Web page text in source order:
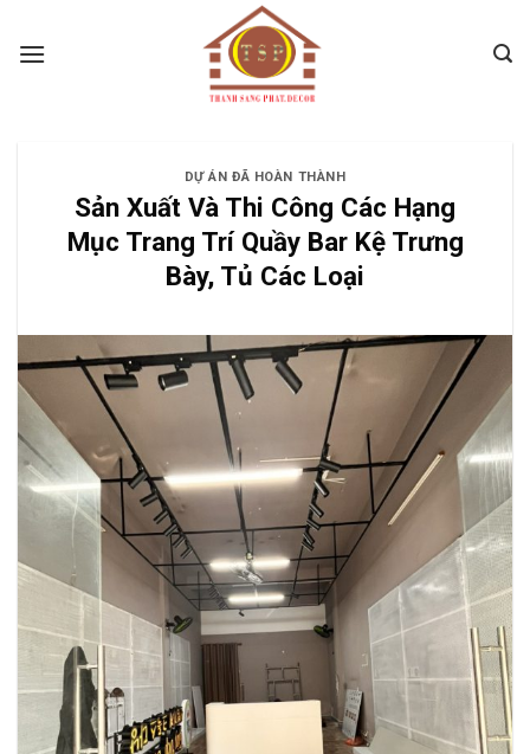
DỰ ÁN ĐÃ HOÀN THÀNH
Sản Xuất Và Thi Công Các Hạng
Mục Trang Trí Quầy Bar Kệ Trưng
Bày, Tủ Các Loại